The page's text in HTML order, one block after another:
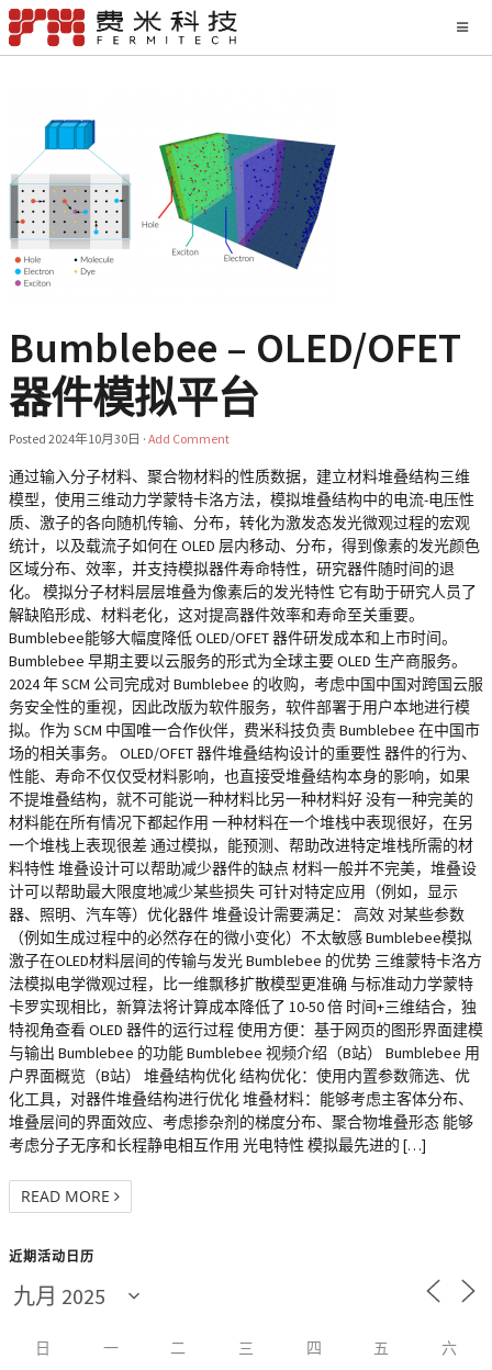
Bumblebee – OLED/OFET
器件模拟平台
Posted 2024年10月30日 · Add Comment
通过输入分子材料、聚合物材料的性质数据，建立材料堆叠结构三维
模型，使用三维动力学蒙特卡洛方法，模拟堆叠结构中的电流-电压性
质、激子的各向随机传输、分布，转化为激发态发光微观过程的宏观
统计，以及载流子如何在 OLED 层内移动、分布，得到像素的发光颜色
区域分布、效率，并支持模拟器件寿命特性，研究器件随时间的退
化。 模拟分子材料层层堆叠为像素后的发光特性 它有助于研究人员了
解缺陷形成、材料老化，这对提高器件效率和寿命至关重要。
Bumblebee能够大幅度降低 OLED/OFET 器件研发成本和上市时间。
Bumblebee 早期主要以云服务的形式为全球主要 OLED 生产商服务。
2024 年 SCM 公司完成对 Bumblebee 的收购，考虑中国中国对跨国云服
务安全性的重视，因此改版为软件服务，软件部署于用户本地进行模
拟。作为 SCM 中国唯一合作伙伴，费米科技负责 Bumblebee 在中国市
场的相关事务。 OLED/OFET 器件堆叠结构设计的重要性 器件的行为、
性能、寿命不仅仅受材料影响，也直接受堆叠结构本身的影响，如果
不提堆叠结构，就不可能说一种材料比另一种材料好 没有一种完美的
材料能在所有情况下都起作用 一种材料在一个堆栈中表现很好，在另
一个堆栈上表现很差 通过模拟，能预测、帮助改进特定堆栈所需的材
料特性 堆叠设计可以帮助减少器件的缺点 材料一般并不完美，堆叠设
计可以帮助最大限度地减少某些损失 可针对特定应用（例如，显示
器、照明、汽车等）优化器件 堆叠设计需要满足： 高效 对某些参数
（例如生成过程中的必然存在的微小变化）不太敏感 Bumblebee模拟
激子在OLED材料层间的传输与发光 Bumblebee 的优势 三维蒙特卡洛方
法模拟电学微观过程，比一维飘移扩散模型更准确 与标准动力学蒙特
卡罗实现相比，新算法将计算成本降低了 10-50 倍 时间+三维结合，独
特视角查看 OLED 器件的运行过程 使用方便：基于网页的图形界面建模
与输出 Bumblebee 的功能 Bumblebee 视频介绍（B站） Bumblebee 用
户界面概览（B站） 堆叠结构优化 结构优化：使用内置参数筛选、优
化工具，对器件堆叠结构进行优化 堆叠材料：能够考虑主客体分布、
堆叠层间的界面效应、考虑掺杂剂的梯度分布、聚合物堆叠形态 能够
考虑分子无序和长程静电相互作用 光电特性 模拟最先进的 […]
READ MORE
近期活动日历
日 一 二 三 四 五 六